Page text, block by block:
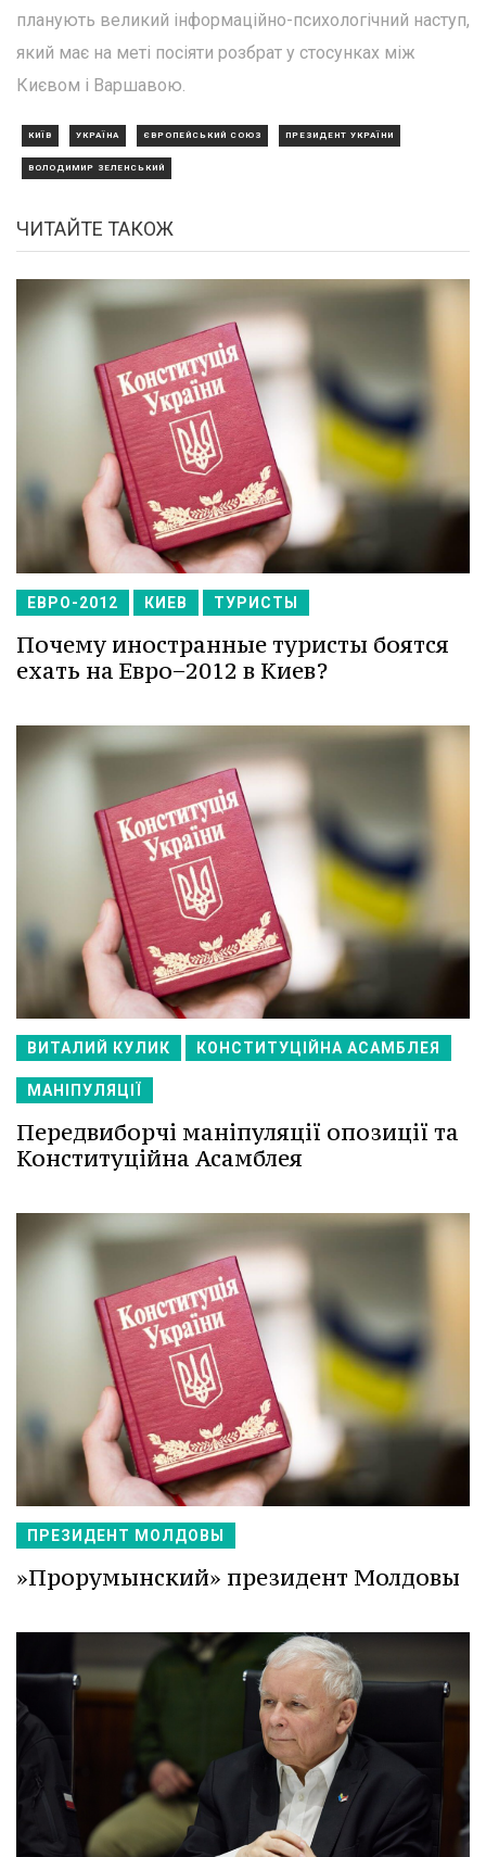
планують великий інформаційно-психологічний наступ,
який має на меті посіяти розбрат у стосунках між
Києвом і Варшавою.
КИЇВ УКРАЇНА ЄВРОПЕЙСЬКИЙ СОЮЗ ПРЕЗИДЕНТ УКРАЇНИ
ВОЛОДИМИР ЗЕЛЕНСЬКИЙ
ЧИТАЙТЕ ТАКОЖ
ЕВРО-2012 КИЕВ ТУРИСТЫ
Почему иностранные туристы боятся
ехать на Евро−2012 в Киев?
ВИТАЛИЙ КУЛИК КОНСТИТУЦІЙНА АСАМБЛЕЯ
МАНІПУЛЯЦІЇ
Передвиборчі маніпуляції опозиції та
Конституційна Асамблея
ПРЕЗИДЕНТ МОЛДОВЫ
»Прорумынский» президент Молдовы